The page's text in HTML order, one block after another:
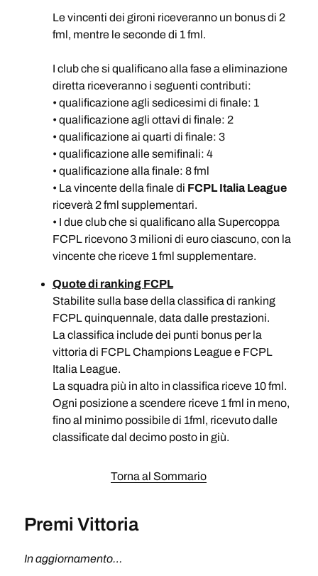
Le vincenti dei gironi riceveranno un bonus di 2
fml, mentre le seconde di 1 fml.
I club che si qualificano alla fase a eliminazione
diretta riceveranno i seguenti contributi:
• qualificazione agli sedicesimi di finale: 1
• qualificazione agli ottavi di finale: 2
• qualificazione ai quarti di finale: 3
• qualificazione alle semifinali: 4
• qualificazione alla finale: 8 fml
• La vincente della finale di FCPL Italia League
riceverà 2 fml supplementari.
• I due club che si qualificano alla Supercoppa
FCPL ricevono 3 milioni di euro ciascuno, con la
vincente che riceve 1 fml supplementare.
Quote di ranking FCPL
Stabilite sulla base della classifica di ranking
FCPL quinquennale, data dalle prestazioni.
La classifica include dei punti bonus per la
vittoria di FCPL Champions League e FCPL
Italia League.
La squadra più in alto in classifica riceve 10 fml.
Ogni posizione a scendere riceve 1 fml in meno,
fino al minimo possibile di 1fml, ricevuto dalle
classificate dal decimo posto in giù.
Torna al Sommario
Premi Vittoria
In aggiornamento…